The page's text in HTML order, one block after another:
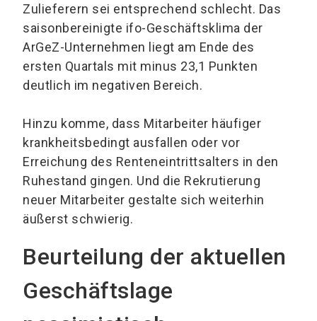
Zulieferern sei entsprechend schlecht. Das
saisonbereinigte ifo-Geschäftsklima der
ArGeZ-Unternehmen liegt am Ende des
ersten Quartals mit minus 23,1 Punkten
deutlich im negativen Bereich.
Hinzu komme, dass Mitarbeiter häufiger
krankheitsbedingt ausfallen oder vor
Erreichung des Renteneintrittsalters in den
Ruhestand gingen. Und die Rekrutierung
neuer Mitarbeiter gestalte sich weiterhin
äußerst schwierig.
Beurteilung der aktuellen
Geschäftslage